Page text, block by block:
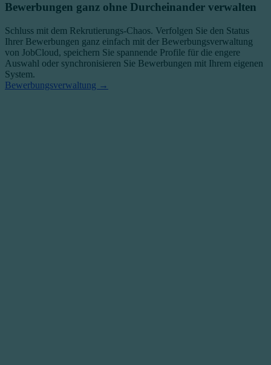
Bewerbungen ganz ohne Durcheinander verwalten
Schluss mit dem Rekrutierungs-Chaos. Verfolgen Sie den Status
Ihrer Bewerbungen ganz einfach mit der Bewerbungsverwaltung
von JobCloud, speichern Sie spannende Profile für die engere
Auswahl oder synchronisieren Sie Bewerbungen mit Ihrem eigenen
System.
Bewerbungsverwaltung →